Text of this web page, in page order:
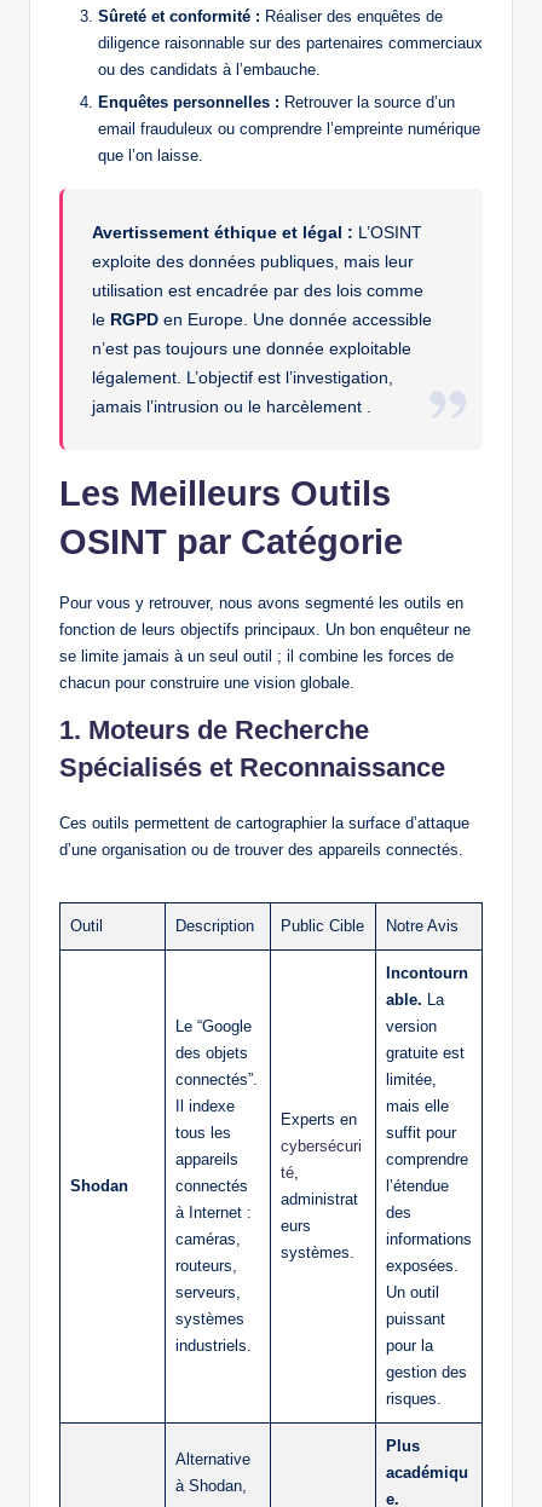
Sûreté et conformité : Réaliser des enquêtes de
diligence raisonnable sur des partenaires commerciaux
ou des candidats à l’embauche.
Enquêtes personnelles : Retrouver la source d’un
email frauduleux ou comprendre l’empreinte numérique
que l’on laisse.
Avertissement éthique et légal : L’OSINT
exploite des données publiques, mais leur
utilisation est encadrée par des lois comme
le RGPD en Europe. Une donnée accessible
n’est pas toujours une donnée exploitable
légalement. L’objectif est l’investigation,
jamais l’intrusion ou le harcèlement .
Les Meilleurs Outils
OSINT par Catégorie
Pour vous y retrouver, nous avons segmenté les outils en
fonction de leurs objectifs principaux. Un bon enquêteur ne
se limite jamais à un seul outil ; il combine les forces de
chacun pour construire une vision globale.
1. Moteurs de Recherche
Spécialisés et Reconnaissance
Ces outils permettent de cartographier la surface d’attaque
d’une organisation ou de trouver des appareils connectés.
Outil Description Public Cible Notre Avis
Shodan
Le “Google
des objets
connectés”.
Il indexe
tous les
appareils
connectés
à Internet :
caméras,
routeurs,
serveurs,
systèmes
industriels.
Experts en
cybersécuri
té,
administrat
eurs
systèmes.
Incontourn
able. La
version
gratuite est
limitée,
mais elle
suffit pour
comprendre
l’étendue
des
informations
exposées.
Un outil
puissant
pour la
gestion des
risques.
Alternative
à Shodan,
Plus
académiqu
e.